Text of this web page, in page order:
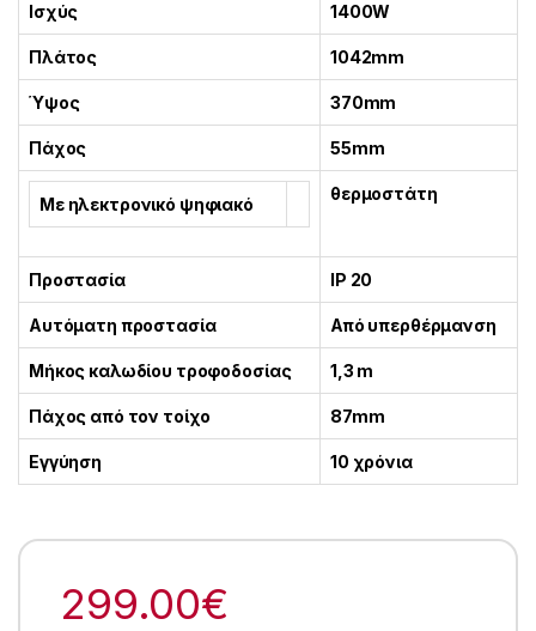
Ισχύς 1400W
Πλάτος 1042mm
Ύψος 370mm
Πάχος 55mm
Με ηλεκτρονικό ψηφιακό
θερμοστάτη
Προστασία IP 20
Αυτόματη προστασία Από υπερθέρμανση
Μήκος καλωδίου τροφοδοσίας 1,3 m
Πάχος από τον τοίχο 87mm
Εγγύηση 10 χρόνια
299.00€